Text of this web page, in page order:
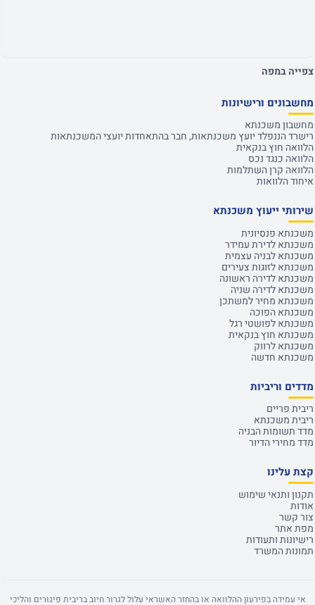
צפייה במפה
מחשבונים ורישיונות
מחשבון משכנתא
רישרד הננפלד יועץ משכנתאות, חבר בהתאחדות יועצי המשכנתאות
הלוואה חוץ בנקאית
הלוואה כנגד נכס
הלוואה קרן השתלמות
איחוד הלוואות
שירותי ייעוץ משכנתא
משכנתא פנסיונית
משכנתא לדירת עמידר
משכנתא לבניה עצמית
משכנתא לזוגות צעירים
משכנתא לדירה ראשונה
משכנתא לדירה שניה
משכנתא מחיר למשתכן
משכנתא הפוכה
משכנתא לפושטי רגל
משכנתא חוץ בנקאית
משכנתא לרווק
משכנתא חדשה
מדדים וריביות
ריבית פריים
ריבית משכנתא
מדד תשומות הבניה
מדד מחירי הדיור
קצת עלינו
תקנון ותנאי שימוש
אודות
צור קשר
מפת אתר
רישיונות ותעודות
תמונות המשרד
אי עמידה בפירעון ההלוואה או בהחזר האשראי עלול לגרור חיוב בריבית פיגורים והליכי